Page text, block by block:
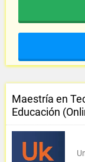
Maestría en
Educación